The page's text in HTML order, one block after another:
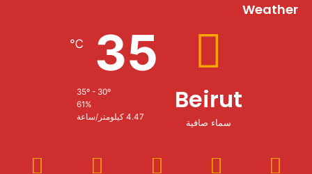
Weather
Beirut
سماء صافية
35
℃
61%
4.47 كيلومتر/ساعة